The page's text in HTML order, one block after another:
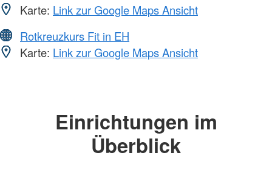
Karte: Link zur Google Maps Ansicht
Rotkreuzkurs Fit in EH
Karte: Link zur Google Maps Ansicht
Einrichtungen im
Überblick